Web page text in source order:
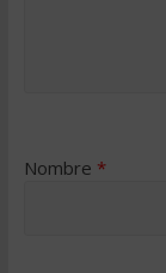
Nombre *